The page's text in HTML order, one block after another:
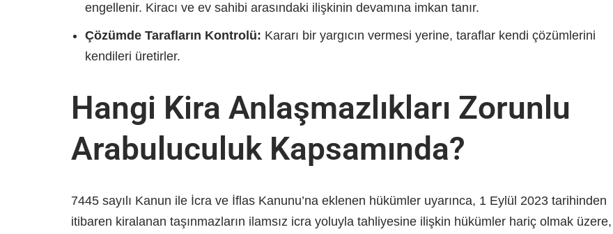
engellenir. Kiracı ve ev sahibi arasındaki ilişkinin devamına imkan tanır.
Çözümde Tarafların Kontrolü: Kararı bir yargıcın vermesi yerine, taraflar kendi çözümlerini
kendileri üretirler.
Hangi Kira Anlaşmazlıkları Zorunlu
Arabuluculuk Kapsamında?
7445 sayılı Kanun ile İcra ve İflas Kanunu’na eklenen hükümler uyarınca, 1 Eylül 2023 tarihinden
itibaren kiralanan taşınmazların ilamsız icra yoluyla tahliyesine ilişkin hükümler hariç olmak üzere,